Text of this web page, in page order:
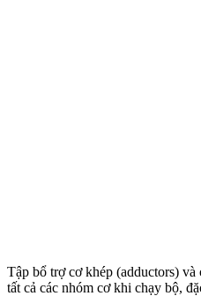
Tập bổ trợ cơ khép (adductors)
tất cả các nhóm cơ khi chạy bộ,